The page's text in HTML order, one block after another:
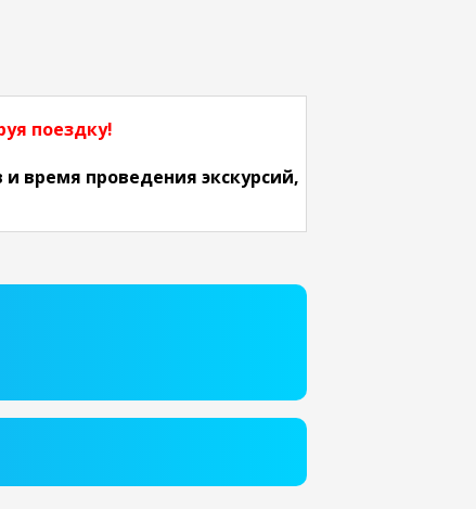
поездку!
время проведения экскурсий,